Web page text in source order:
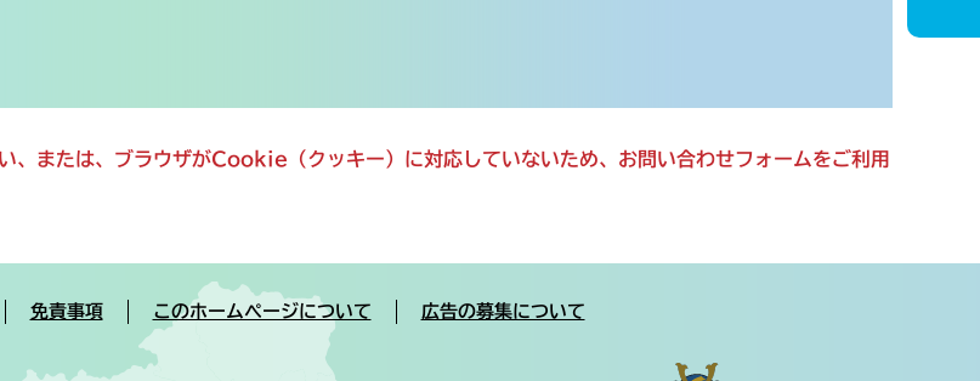
または、ブラウザがCookie（クッキー）に対応していないため、お問い合わせフォームをご利用
免責事項 このホームページについて 広告の募集について